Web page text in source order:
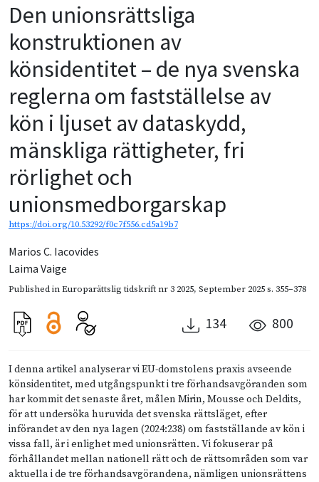
Den unionsrättsliga
konstruktionen av
könsidentitet – de nya svenska
reglerna om fastställelse av
kön i ljuset av dataskydd,
mänskliga rättigheter, fri
rörlighet och
unionsmedborgarskap
https://doi.org/10.53292/f0c7f556.cd5a19b7
Marios C. Iacovides
Laima Vaige
Published inEuroparättslig tidskrift nr 3 2025, September 2025s. 355–378
134 800
I denna artikel analyserar vi EU-domstolens praxis avseende
könsidentitet, med utgångspunkt i tre förhandsavgöranden som
har kommit det senaste året, målen Mirin, Mousse och Deldits,
för att undersöka huruvida det svenska rättsläget, efter
införandet av den nya lagen (2024:238) om fastställande av kön i
vissa fall, är i enlighet med unionsrätten. Vi fokuserar på
förhållandet mellan nationell rätt och de rättsområden som var
aktuella i de tre förhandsavgörandena, nämligen unionsrättens